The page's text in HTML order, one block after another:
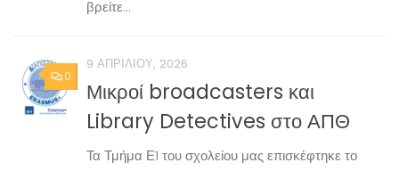
βρείτε...
0
9 ΑΠΡΙΛΊΟΥ, 2026
Μικροί broadcasters και
Library Detectives στο ΑΠΘ
Τα Τμήμα Ε1 του σχολείου μας επισκέφτηκε το